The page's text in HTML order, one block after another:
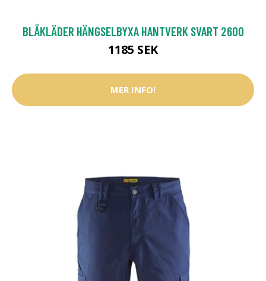
BLÅKLÄDER HÄNGSELBYXA HANTVERK SVART 2600
1185 SEK
MER INFO!